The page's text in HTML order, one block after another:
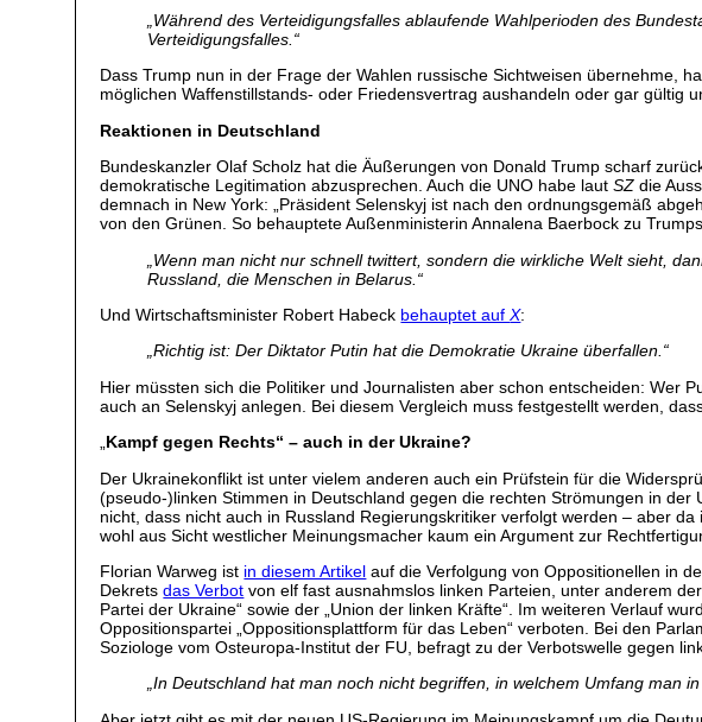
Während des Verteidigungsfalles ablaufende Wahlperioden des
Verteidigungsfalles .“
Dass Trump nun in der Frage der Wahlen russische Sichtweisen übernehme,
möglichen Waffenstillstands- oder Friedensvertrag aushandeln oder gar gültig
Reaktionen in Deutschland
Bundeskanzler Olaf Scholz hat die Äußerungen von Donald Trump scharf
demokratische Legitimation abzusprechen. Auch die UNO habe lautSZ die
demnach in New York: „Präsident Selenskyj ist nach den ordnungsgemäß
von den Grünen. So behauptete Außenministerin Annalena Baerbock zu
Wenn man nicht nur schnell twittert, sondern die wirkliche Welt sieht,
Russland, die Menschen in Belarus. “
Und Wirtschaftsminister Robert Habeck behauptet aufX:
„Richtig ist: Der Diktator Putin hat die Demokratie Ukraine überfallen.“
Hier müssten sich die Politiker und Journalisten aber schon entscheiden: Wer
auch an Selenskyj anlegen. Bei diesem Vergleich muss festgestellt werden,
Kampf gegen Rechts“ – auch in der Ukraine?
Der Ukrainekonflikt ist unter vielem anderen auch ein Prüfstein für die
(pseudo-)linken Stimmen in Deutschland gegen die rechten Strömungen in
nicht, dass nicht auch in Russland Regierungskritiker verfolgt werden – aber
wohl aus Sicht westlicher Meinungsmacher kaum ein Argument zur
Florian Warweg ist in diesem Artikel auf die Verfolgung von Oppositionellen in
Dekretsdas Verbot von elf fast ausnahmslos linken Parteien, unter anderem
Partei der Ukraine“ sowie der „Union der linken Kräfte“. Im weiteren Verlauf
Oppositionspartei „Oppositionsplattform für das Leben“ verboten. Bei den
Soziologe vom Osteuropa-Institut der FU, befragt zu der Verbotswelle gegen
„In Deutschland hat man noch nicht begriffen, in welchem Umfang man